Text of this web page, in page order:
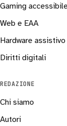
Gaming accessibile
Web e EAA
Hardware assistivo
Diritti digitali
REDAZIONE
Chi siamo
Autori